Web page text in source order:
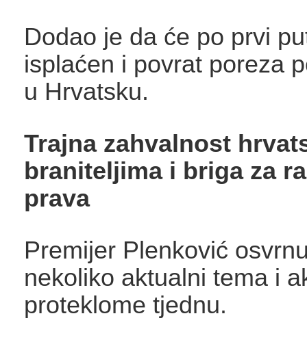
Dodao je da će po prvi
isplaćen i povrat poreza
u Hrvatsku.
Trajna zahvalnost
braniteljima i briga za
prava
Premijer Plenković
nekoliko aktualni tema i
proteklome tjednu.